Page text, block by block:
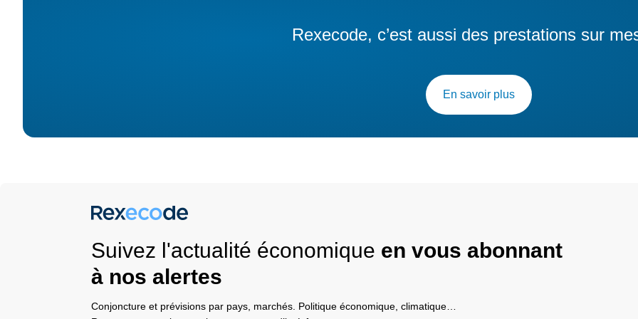
Rexecode, c’est aussi des prestations sur
En savoir plus
Suivez l'actualité économique en vous abonnant
à nos alertes
Conjoncture et prévisions par pays, marchés. Politique économique, climatique…